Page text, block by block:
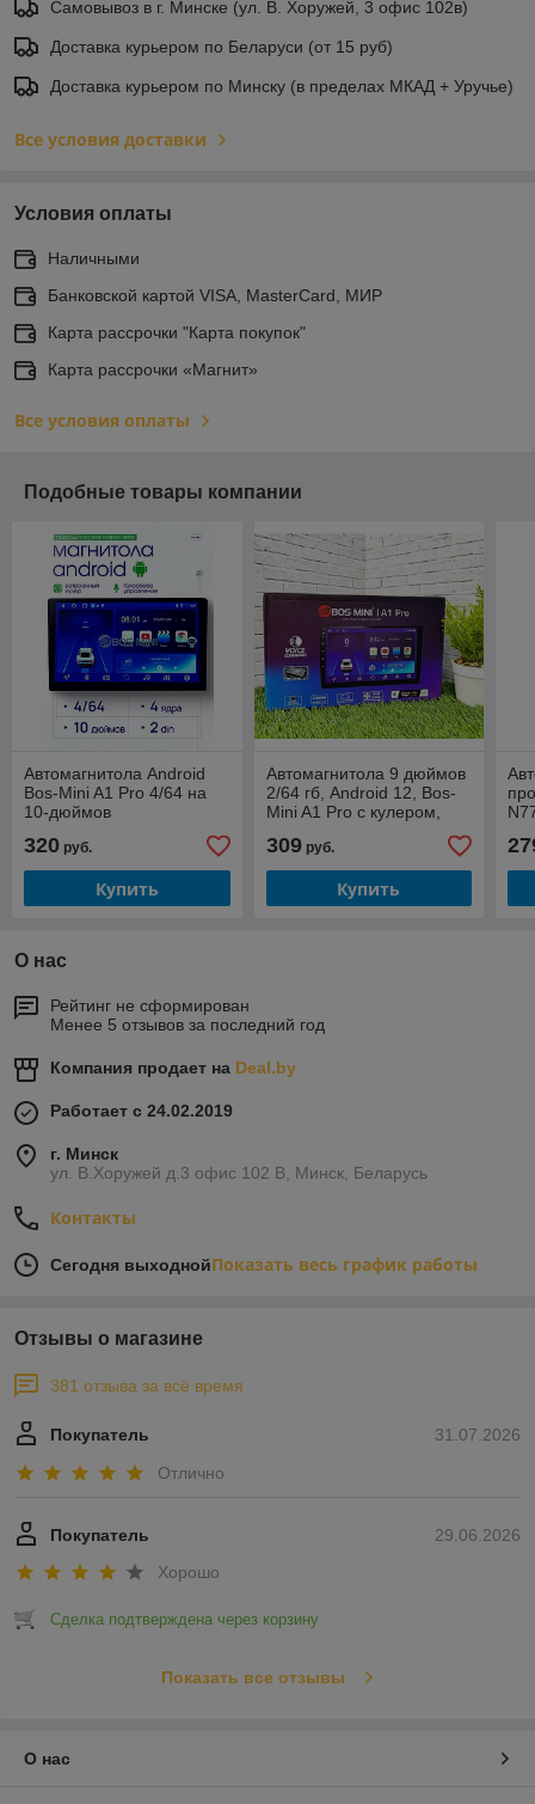
Самовывоз в г. Минске (ул. В. Хоружей, 3 офис 102в)
Доставка курьером по Беларуси (от 15 руб)
Доставка курьером по Минску (в пределах МКАД + Уручье)
Все условия доставки
Условия оплаты
Наличными
Банковской картой VISA, MasterCard, МИР
Карта рассрочки "Карта покупок"
Карта рассрочки «Магнит»
Все условия оплаты
Подобные товары компании
Автомагнитола Android
Bos-Mini A1 Pro 4/64 на
10-дюймов
320 руб.
Купить
Автомагнитола 9 дюймов
2/64 гб, Android 12, Bos-
Mini A1 Pro с кулером,
HDMI CarPlay и Android
Auto
309руб.
Купить
О нас
Рейтинг не сформирован
Менее 5 отзывов за последний год
Компания продает на Deal.by
Работает с 24.02.2019
г. Минск
ул. В.Хоружей д.3 офис 102 В, Минск, Беларусь
Контакты
Сегодня выходнойПоказать весь график работы
Отзывы о магазине
381 отзыва за всё время
31.07.2026
Покупатель
Отлично
29.06.2026
Покупатель
Хорошо
Сделка подтверждена через корзину
Показать все отзывы
О нас